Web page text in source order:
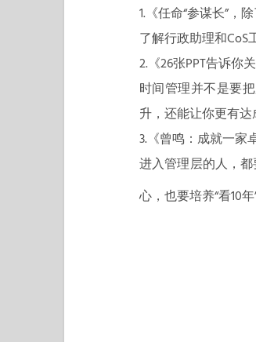
1.《任命“参谋长”，
了解行政助理和CoS
2.《26张PPT告诉你
时间管理并不是要
升，还能让你更有达
3.《曾鸣：成就一家
进入管理层的人，
心，也要培养“看10